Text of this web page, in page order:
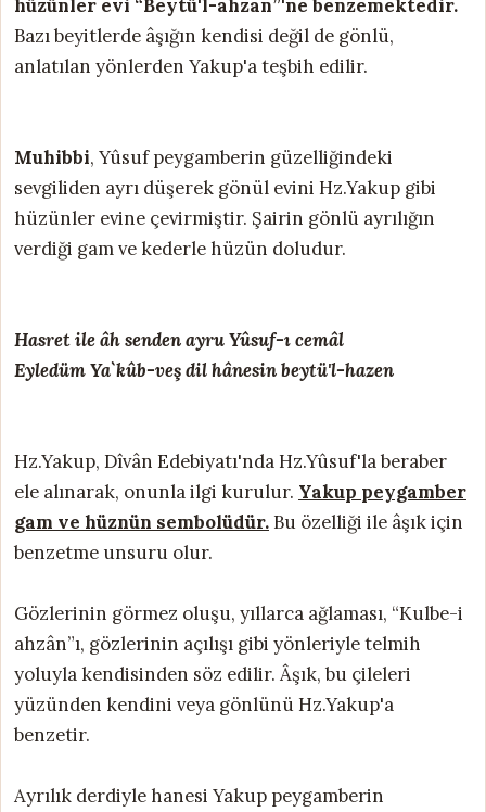
hüzünler evi “Beytü'l-ahzan”'ne benzemektedir.
Bazı beyitlerde âşığın kendisi değil de gönlü,
anlatılan yönlerden Yakup'a teşbih edilir.
Muhibbi, Yûsuf peygamberin güzelliğindeki
sevgiliden ayrı düşerek gönül evini Hz.Yakup gibi
hüzünler evine çevirmiştir. Şairin gönlü ayrılığın
verdiği gam ve kederle hüzün doludur.
Hasret ile âh senden ayru Yûsuf-ı cemâl
Eyledüm Ya`kûb-veş dil hânesin beytü'l-hazen
Hz.Yakup, Dîvân Edebiyatı'nda Hz.Yûsuf'la beraber
ele alınarak, onunla ilgi kurulur. Yakup peygamber
gam ve hüznün sembolüdür.Bu özelliği ile âşık için
benzetme unsuru olur.
Gözlerinin görmez oluşu, yıllarca ağlaması, “Kulbe-i
ahzân”ı, gözlerinin açılışı gibi yönleriyle telmih
yoluyla kendisinden söz edilir. Âşık, bu çileleri
yüzünden kendini veya gönlünü Hz.Yakup'a
benzetir.
Ayrılık derdiyle hanesi Yakup peygamberin